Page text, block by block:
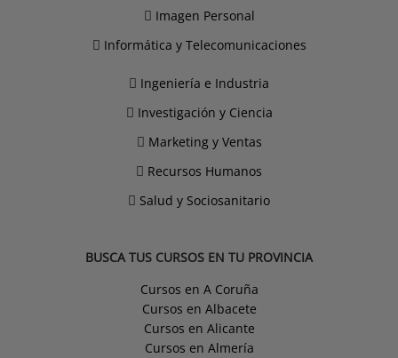
Imagen Personal
Informática y Telecomunicaciones
Ingeniería e Industria
Investigación y Ciencia
Marketing y Ventas
Recursos Humanos
Salud y Sociosanitario
BUSCA TUS CURSOS EN TU PROVINCIA
Cursos en A Coruña
Cursos en Albacete
Cursos en Alicante
Cursos en Almería